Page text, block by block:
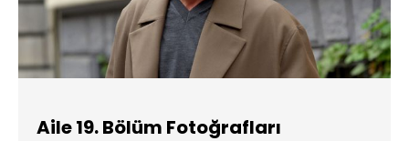
Aile 19. Bölüm Fotoğrafları